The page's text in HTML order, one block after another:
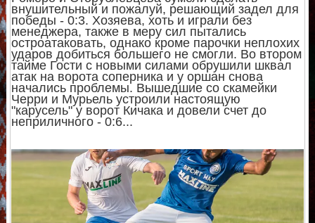
внушительный и пожалуй, решающий задел для
победы - 0:3. Хозяева, хоть и играли без
менеджера, также в меру сил пытались
остроатаковать, однако кроме парочки неплохих
ударов добиться большего не смогли. Во втором
тайме Гости с новыми силами обрушили шквал
атак на ворота соперника и у оршан снова
начались проблемы. Вышедшие со скамейки
Черри и Мурьель устроили настоящую
"карусель" у ворот Кичака и довели счет до
неприличного - 0:6...